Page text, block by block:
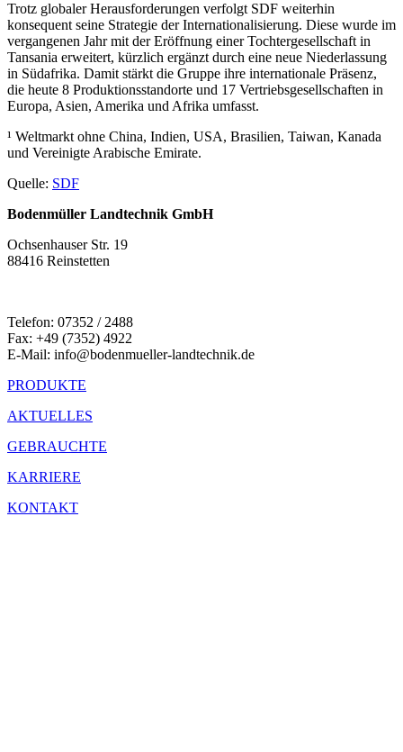
Trotz globaler Herausforderungen verfolgt SDF weiterhin
konsequent seine Strategie der Internationalisierung. Diese wurde im
vergangenen Jahr mit der Eröffnung einer Tochtergesellschaft in
Tansania erweitert, kürzlich ergänzt durch eine neue Niederlassung
in Südafrika. Damit stärkt die Gruppe ihre internationale Präsenz,
die heute 8 Produktionsstandorte und 17 Vertriebsgesellschaften in
Europa, Asien, Amerika und Afrika umfasst.
¹ Weltmarkt ohne China, Indien, USA, Brasilien, Taiwan, Kanada
und Vereinigte Arabische Emirate.
Quelle: SDF
Bodenmüller Landtechnik GmbH
Ochsenhauser Str. 19
88416 Reinstetten
Telefon: 07352 / 2488
Fax: +49 (7352) 4922
E-Mail: info@bodenmueller-landtechnik.de
PRODUKTE
AKTUELLES
GEBRAUCHTE
KARRIERE
KONTAKT